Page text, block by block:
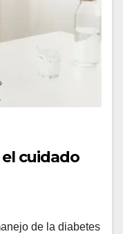
el cuidado
de la diabetes